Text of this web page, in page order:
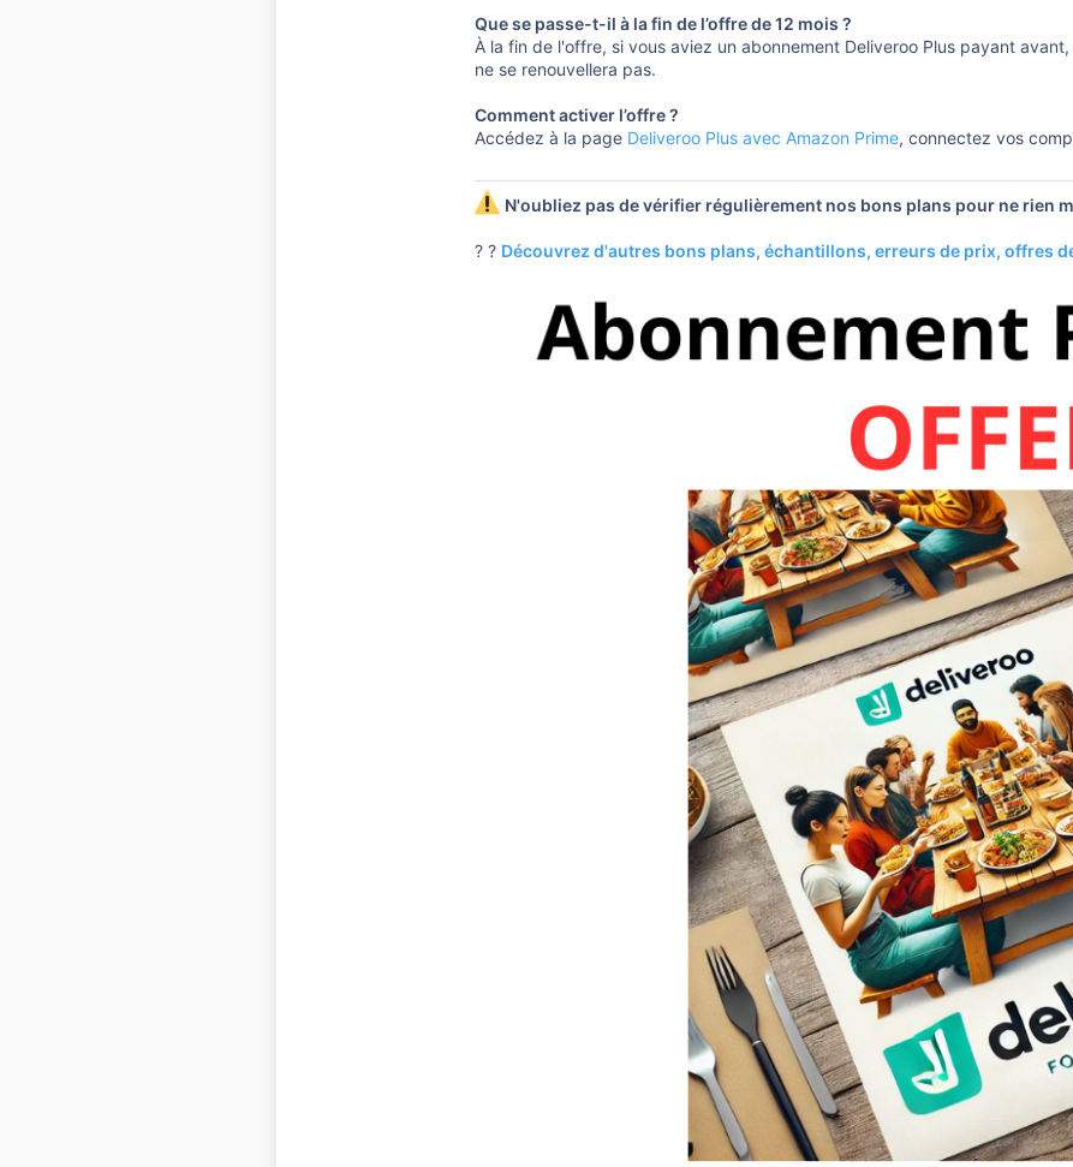
Que se passe-t-il à la fin de l’offre de 12 mois ?
À la fin de l'offre, si vous aviez un abonnement Deliveroo Plus payant
ne se renouvellera pas.
Comment activer l’offre ?
Accédez à la page Deliveroo Plus avec Amazon Prime, connectez vos
N'oubliez pas de vérifier régulièrement nos bons plans pour ne rien
? ? Découvrez d'autres bons plans, échantillons, erreurs de prix, offres